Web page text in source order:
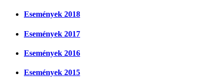
Események 2018
Események 2017
Események 2016
Események 2015